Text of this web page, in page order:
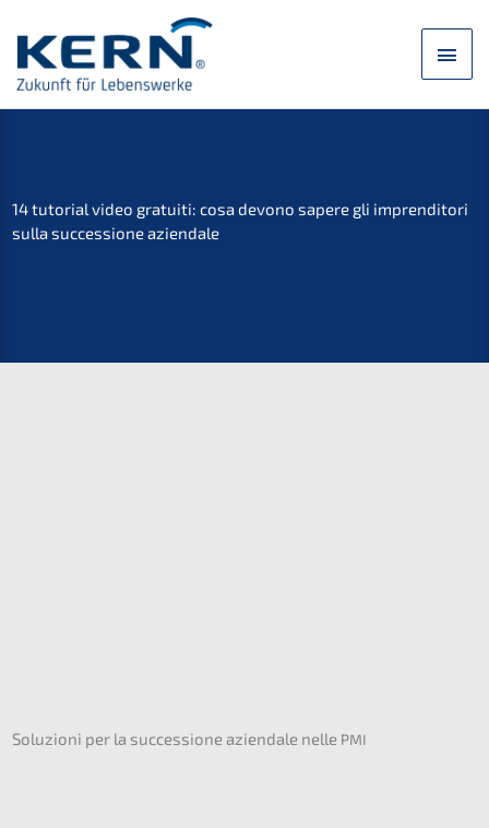
Inhalt
springen
14 tutori­al video gratui­ti: cosa devono sapere gli impren­di­to­ri
sulla succes­sio­ne aziendale
Soluzi­o­ni per la succes­sio­ne aziend­a­le nelle PMI